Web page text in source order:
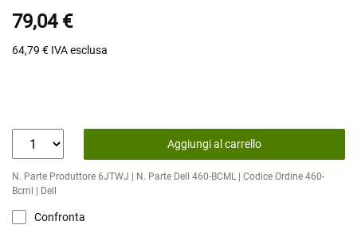
79,04 €
64,79 € IVA esclusa
Aggiungi al carrello
N. Parte Produttore 6JTWJ | N. Parte Dell 460-BCML | Codice Ordine 460-
Bcml | Dell
Confronta